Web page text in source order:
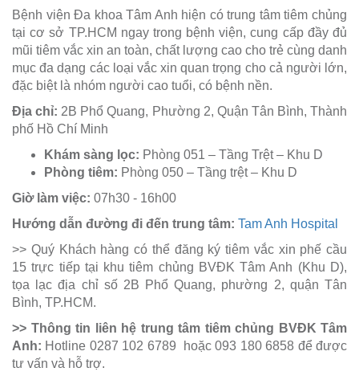
Bệnh viện Đa khoa Tâm Anh hiện có trung tâm tiêm chủng
tại cơ sở TP.HCM ngay trong bệnh viện, cung cấp đầy đủ
mũi tiêm vắc xin an toàn, chất lượng cao cho trẻ cùng danh
mục đa dạng các loại vắc xin quan trọng cho cả người lớn,
đặc biệt là nhóm người cao tuổi, có bệnh nền.
Địa chỉ: 2B Phổ Quang, Phường 2, Quận Tân Bình, Thành
phố Hồ Chí Minh
Khám sàng lọc: Phòng 051 – Tầng Trệt – Khu D
Phòng tiêm: Phòng 050 – Tầng trệt – Khu D
Giờ làm việc: 07h30 - 16h00
Hướng dẫn đường đi đến trung tâm: Tam Anh Hospital
>> Quý Khách hàng có thể đăng ký tiêm vắc xin phế cầu
15 trực tiếp tại khu tiêm chủng BVĐK Tâm Anh (Khu D),
tọa lạc địa chỉ số 2B Phổ Quang, phường 2, quận Tân
Bình, TP.HCM.
>> Thông tin liên hệ trung tâm tiêm chủng BVĐK Tâm
Anh: Hotline 0287 102 6789 hoặc 093 180 6858 để được
tư vấn và hỗ trợ.